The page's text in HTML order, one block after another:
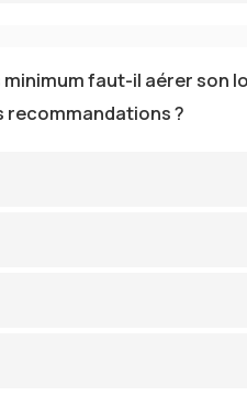
minimum faut-il aérer son
recommandations ?